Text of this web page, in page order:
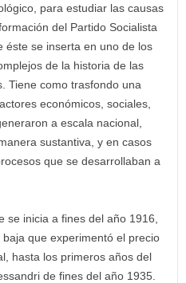
para estudiar las causas
del Partido Socialista
éste se inserta en uno de los
de la historia de las
Tiene como trasfondo una
económicos, sociales,
a escala nacional,
sustantiva, y en casos
que se desarrollaban a
se inicia a fines del año 1916,
que experimentó el precio
hasta los primeros años del
de fines del año 1935.